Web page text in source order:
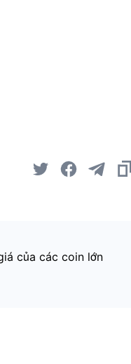
của các coin lớn